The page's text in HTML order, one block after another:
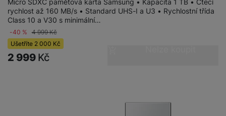
rychlost až 160 MB/s • Standard UHS-I a U3 • Rychlostní třída
Class 10 a V30 s minimální…
-40 % 4 999Kč
Ušetříte 2 000 Kč
2 999 Kč